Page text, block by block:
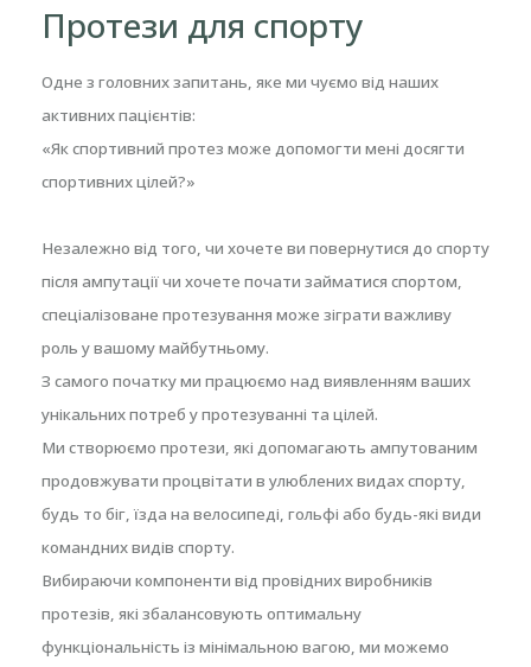
Протези для спорту
Одне з головних запитань, яке ми чуємо від наших
активних пацієнтів:
«Як спортивний протез може допомогти мені досягти
спортивних цілей?»
Незалежно від того, чи хочете ви повернутися до спорту
після ампутації чи хочете почати займатися спортом,
спеціалізоване протезування може зіграти важливу
роль у вашому майбутньому.
З самого початку ми працюємо над виявленням ваших
унікальних потреб у протезуванні та цілей.
Ми створюємо протези, які допомагають ампутованим
продовжувати процвітати в улюблених видах спорту,
будь то біг, їзда на велосипеді, гольфі або будь-які види
командних видів спорту.
Вибираючи компоненти від провідних виробників
протезів, які збалансовують оптимальну
функціональність із мінімальною вагою, ми можемо